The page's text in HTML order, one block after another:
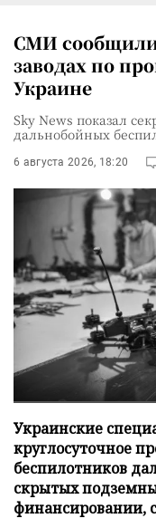
СМИ
заводах по
Украине
Sky News показал
дальнобойных
6 августа 2026, 18:20
Украинские
круглосуточное
беспилотников
скрытых
финансировании,